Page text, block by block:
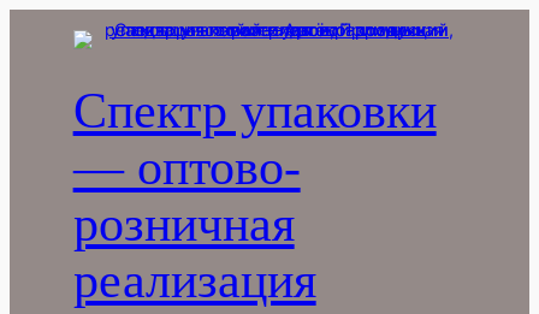
Перейти
Спектр упаковки
— оптово-
розничная
реализация